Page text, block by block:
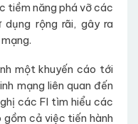
tiềm năng phá vỡ các
rộng rãi, gây ra
một khuyến cáo tới
mạng liên quan đến
các FI tìm hiểu các
cả việc tiến hành